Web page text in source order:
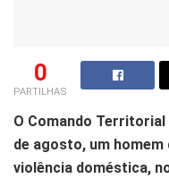
0
PARTILHAS
O Comando Territorial
de agosto, um homem
violência doméstica,